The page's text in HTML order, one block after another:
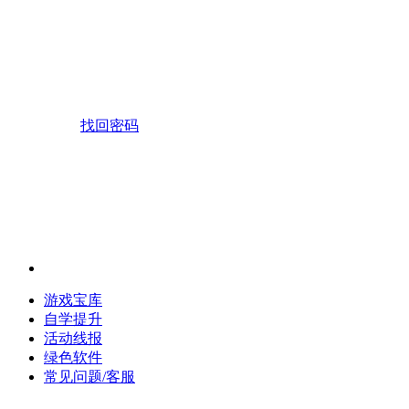
找回密码
游戏宝库
自学提升
活动线报
绿色软件
常见问题/客服